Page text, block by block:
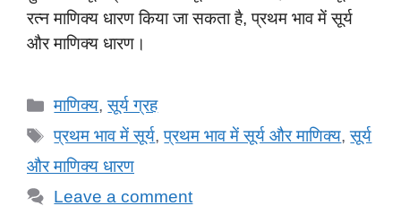
रत्न माणिक्य धारण किया जा सकता है, प्रथम भाव में सूर्य
और माणिक्य धारण।
Categories
माणिक्य,सूर्य ग्रह
Tags
प्रथम भाव में सूर्य,प्रथम भाव में सूर्य और माणिक्य,सूर्य
और माणिक्य धारण
Leave a comment